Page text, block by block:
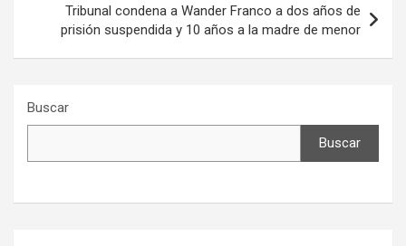
Tribunal condena a Wander Franco a dos años de
prisión suspendida y 10 años a la madre de menor
Buscar
Buscar